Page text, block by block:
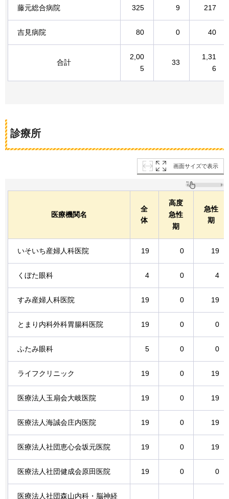
藤元総合病院 325 9 217
吉見病院 80 0 40
合計
2,00
5
33
1,31
6
診療所
画面サイズで表示
医療機関名
全
体
高度
急性
期
急性
期
いそいち産婦人科医院 19 0 19
くぼた眼科 4 0 4
すみ産婦人科医院 19 0 19
とまり内科外科胃腸科医院 19 0 0
ふたみ眼科 5 0 0
ライフクリニック 19 0 19
医療法人玉扇会大岐医院 19 0 19
医療法人海誠会庄内医院 19 0 19
医療法人社団恵心会坂元医院 19 0 19
医療法人社団健成会原田医院 19 0 0
医療法人社団森山内科・脳神経